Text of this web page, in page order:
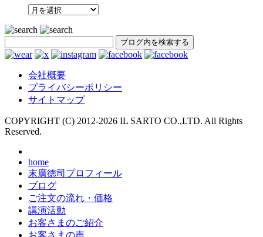
SEARCH
会社概要
プライバシーポリシー
サイトマップ
COPYRIGHT (C) 2012-2026 IL SARTO CO.,LTD. All Rights
Reserved.
home
末廣徳司プロフィール
ブログ
ご注文の流れ・価格
講演活動
お客さまのご紹介
お客さまの声